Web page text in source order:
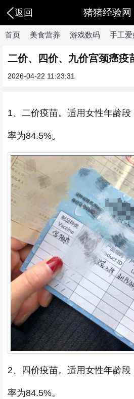
返回 猪猪经验网
首页 美食营养 游戏数码 手工爱
二价、四价、九价宫颈癌疫
2026-04-22 11:23:31
1、二价疫苗。适用女性年龄
率为84.5%。
2、四价疫苗。适用女性年龄
率为84.5%。